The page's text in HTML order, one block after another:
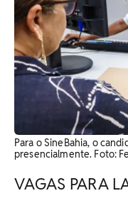
Para o SineBahia, o
presencialmente. Foto:
VAGAS PARA